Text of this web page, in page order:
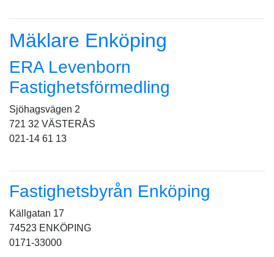
Mäklare Enköping
ERA Levenborn
Fastighetsförmedling
Sjöhagsvägen 2
721 32 VÄSTERÅS
021-14 61 13
Fastighetsbyrån Enköping
Källgatan 17
74523 ENKÖPING
0171-33000